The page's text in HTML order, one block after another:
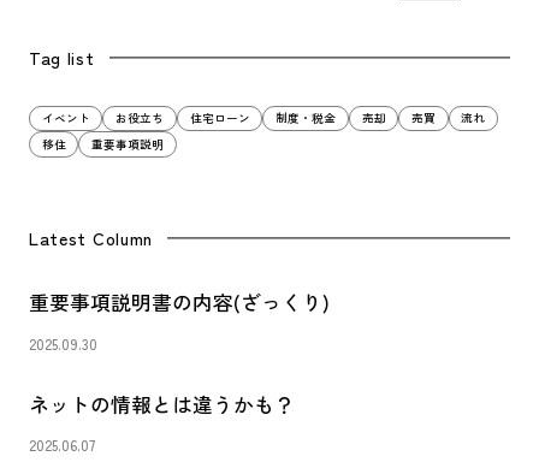
Tag list
イベント お役立ち 住宅ローン 制度・税金 売却 売買
流れ
移住
重要事項説明
Latest Column
重要事項説明書の内容(ざっくり)
2025.09.30
ネットの情報とは違うかも？
2025.06.07